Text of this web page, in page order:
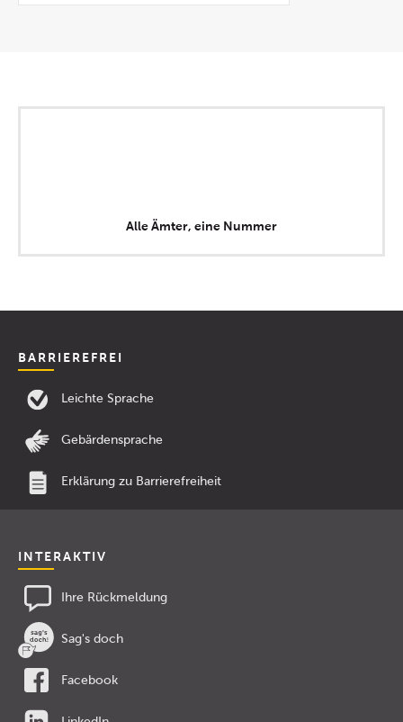
Alle Ämter, eine Nummer
BARRIEREFREI
Leichte Sprache
Gebärdensprache
Erklärung zu Barrierefreiheit
INTERAKTIV
Ihre Rückmeldung
Sag's doch
Facebook